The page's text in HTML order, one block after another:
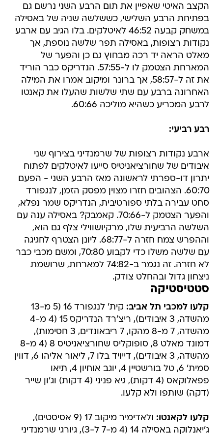
הקצב האיטי שאפיין את תום הרבע השני נרשם גם
בפתיחת הרבע השלישי, כששלשה שניה של באסילה
במשחק קבעה 46:52 לאיטלקים. בלו הגיב עם ארבע
נקודות רצופות, באסילה תפר שלשה נוספת, אך
מאלט הראה יד רכה מבחוץ גם כן והפער של
המארחת הצטמק לו ל-57:55. הנדריקס כבר הוריד
את זה ל-58:57, אך ברונר ומיקוב אמרו את המילה
האחרונה ברבע עם שתי שלשות שהעלו את קאנטו
לרבע המכריע כשהיא מוליכה 60:66.
רבע רביעי:
ארבע נקודות רצופות של שרמנדיני בצירוף שני
איבודים של שחורציאניטיס סייעו לאיטלקים לפתוח
יתרון דו-ספרתי לראשונה מאז הרבע השני - הפעם
60:70. הצהובים חזרו מצוין מפסק הזמן, לנגפורד
סחט עבירה בלתי ספורטיבית, הנדריקס שמר נפלא,
והפער הצטמק ל-70:66. קאמבק? באסילה ענה עם
השלשה הרביעית שלו, מרקיושווילי צלף גם הוא,
וההפרש צמח חזרה ל-68:77. ליונן הצטרף לחגיגה
עם שלשה משלו כדי לקבוע 70:80, ומשם מכבי כבר
לא חזרה. זה נגמר ב-74:82 למארחת, שרושמת
ניצחון גדול ובהחלט צודק.
סטטיסטיקה
קלעו למכבי תל אביב:
קית' לנגפורד 16 (5 מ-13
מהשדה, 3 איבודים), ריצ'רד הנדריקס 15 (4 מ-4
מהשדה, 7 מ-8 מהקו, 7 ריבאונדים, 3 חסימות),
דמונד מאלט 8, סופוקליס שחורציאניטיס 8 (4 מ-8
מהשדה, 3 איבודים), דייויד בלו 7, ליאור אליהו 6, דווין
סמית' 6, טל בורשטיין 4, יוגב אוחיון 4, תיאו
פפאלוקאס (4 דקות), גיא פניני (4 דקות) וג'ון שייר
(דקה) שותפו ולא קלעו.
קלעו לקאנטו:
ולאדימיר מיקוב 17 (9 אסיסטים),
ג'יאנלוקה באסילה 14 (4 מ-7 ל-3), גיורגי שרמנדיני